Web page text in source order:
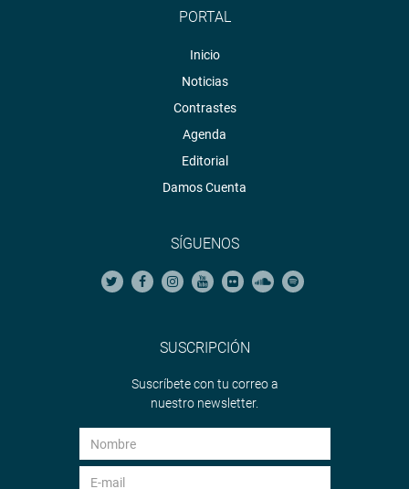
PORTAL
Inicio
Noticias
Contrastes
Agenda
Editorial
Damos Cuenta
SÍGUENOS
SUSCRIPCIÓN
Suscríbete con tu correo a
nuestro newsletter.